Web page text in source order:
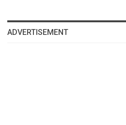
ADVERTISEMENT